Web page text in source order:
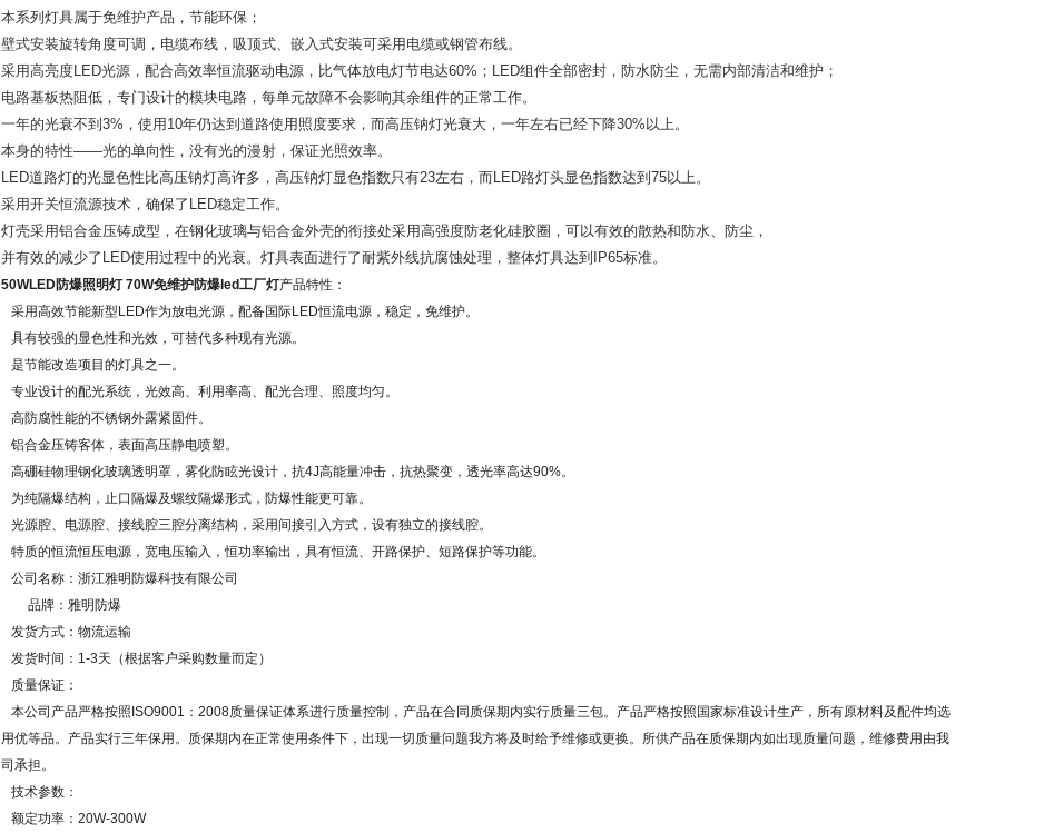
本系列灯具属于免维护产品，节能环保；
壁式安装旋转角度可调，电缆布线，吸顶式、嵌入式安装可采用电缆或钢管布线。
采用高亮度LED光源，配合高效率恒流驱动电源，比气体放电灯节电达60% ； LED组件全部密封，防水防尘，无需内部清洁和维护；
电路基板热阻低，专门设计的模块电路，每单元故障不会影响其余组件的正常工作。
一年的光衰不到 3% ，使用 10年仍达到道路使用照度要求，而高压钠灯光衰大，一年左右已经下降30% 以上。
本身的特性——光的单向性，没有光的漫射，保证光照效率。
LED道路灯的光显色性比高压钠灯高许多，高压钠灯显色指数只有23左右，而LED路灯头显色指数达到 75以上。
采用开关恒流源技术，确保了 LED稳定工作。
灯壳采用铝合金压铸成型，在钢化玻璃与铝合金外壳的衔接处采用高强度防老化硅胶圈，可以有效的散热和防水、防尘，
并有效的减少了 LED使用过程中的光衰。灯具表面进行了耐紫外线抗腐蚀处理，整体灯具达到 IP65标准。
50WLED防爆照明灯 70W免维护防爆led工厂灯产品特性：
采用高效节能新型 LED作为放电光源，配备国际LED恒流电源，稳定，免维护。
具有较强的显色性和光效，可替代多种现有光源。
是节能改造项目的灯具之一。
专业设计的配光系统，光效高、利用率高、配光合理、照度均匀。
高防腐性能的不锈钢外露紧固件。
铝合金压铸客体，表面高压静电喷塑。
高硼硅物理钢化玻璃透明罩，雾化防眩光设计，抗4J高能量冲击，抗热聚变，透光率高达90%。
为纯隔爆结构，止口隔爆及螺纹隔爆形式，防爆性能更可靠。
光源腔、电源腔、接线腔三腔分离结构，采用间接引入方式，设有独立的接线腔。
特质的恒流恒压电源，宽电压输入，恒功率输出，具有恒流、开路保护、短路保护等功能。
公司名称：浙江雅明防爆科技有限公司
品牌：雅明防爆
发货方式：物流运输
发货时间： 1-3天（根据客户采购数量而定）
质量保证：
本公司产品严格按照 ISO9001 ： 2008质量保证体系进行质量控制，产品在合同质保期内实行质量三包。产品严格按照国家标准设计生产，所有原材料及配件均选
用优等品。产品实行三年保用。质保期内在正常使用条件下，出现一切质量问题我方将及时给予维修或更换。所供产品在质保期内如出现质量问题，维修费用由我
司承担。
技术参数：
额定功率： 20W-300W